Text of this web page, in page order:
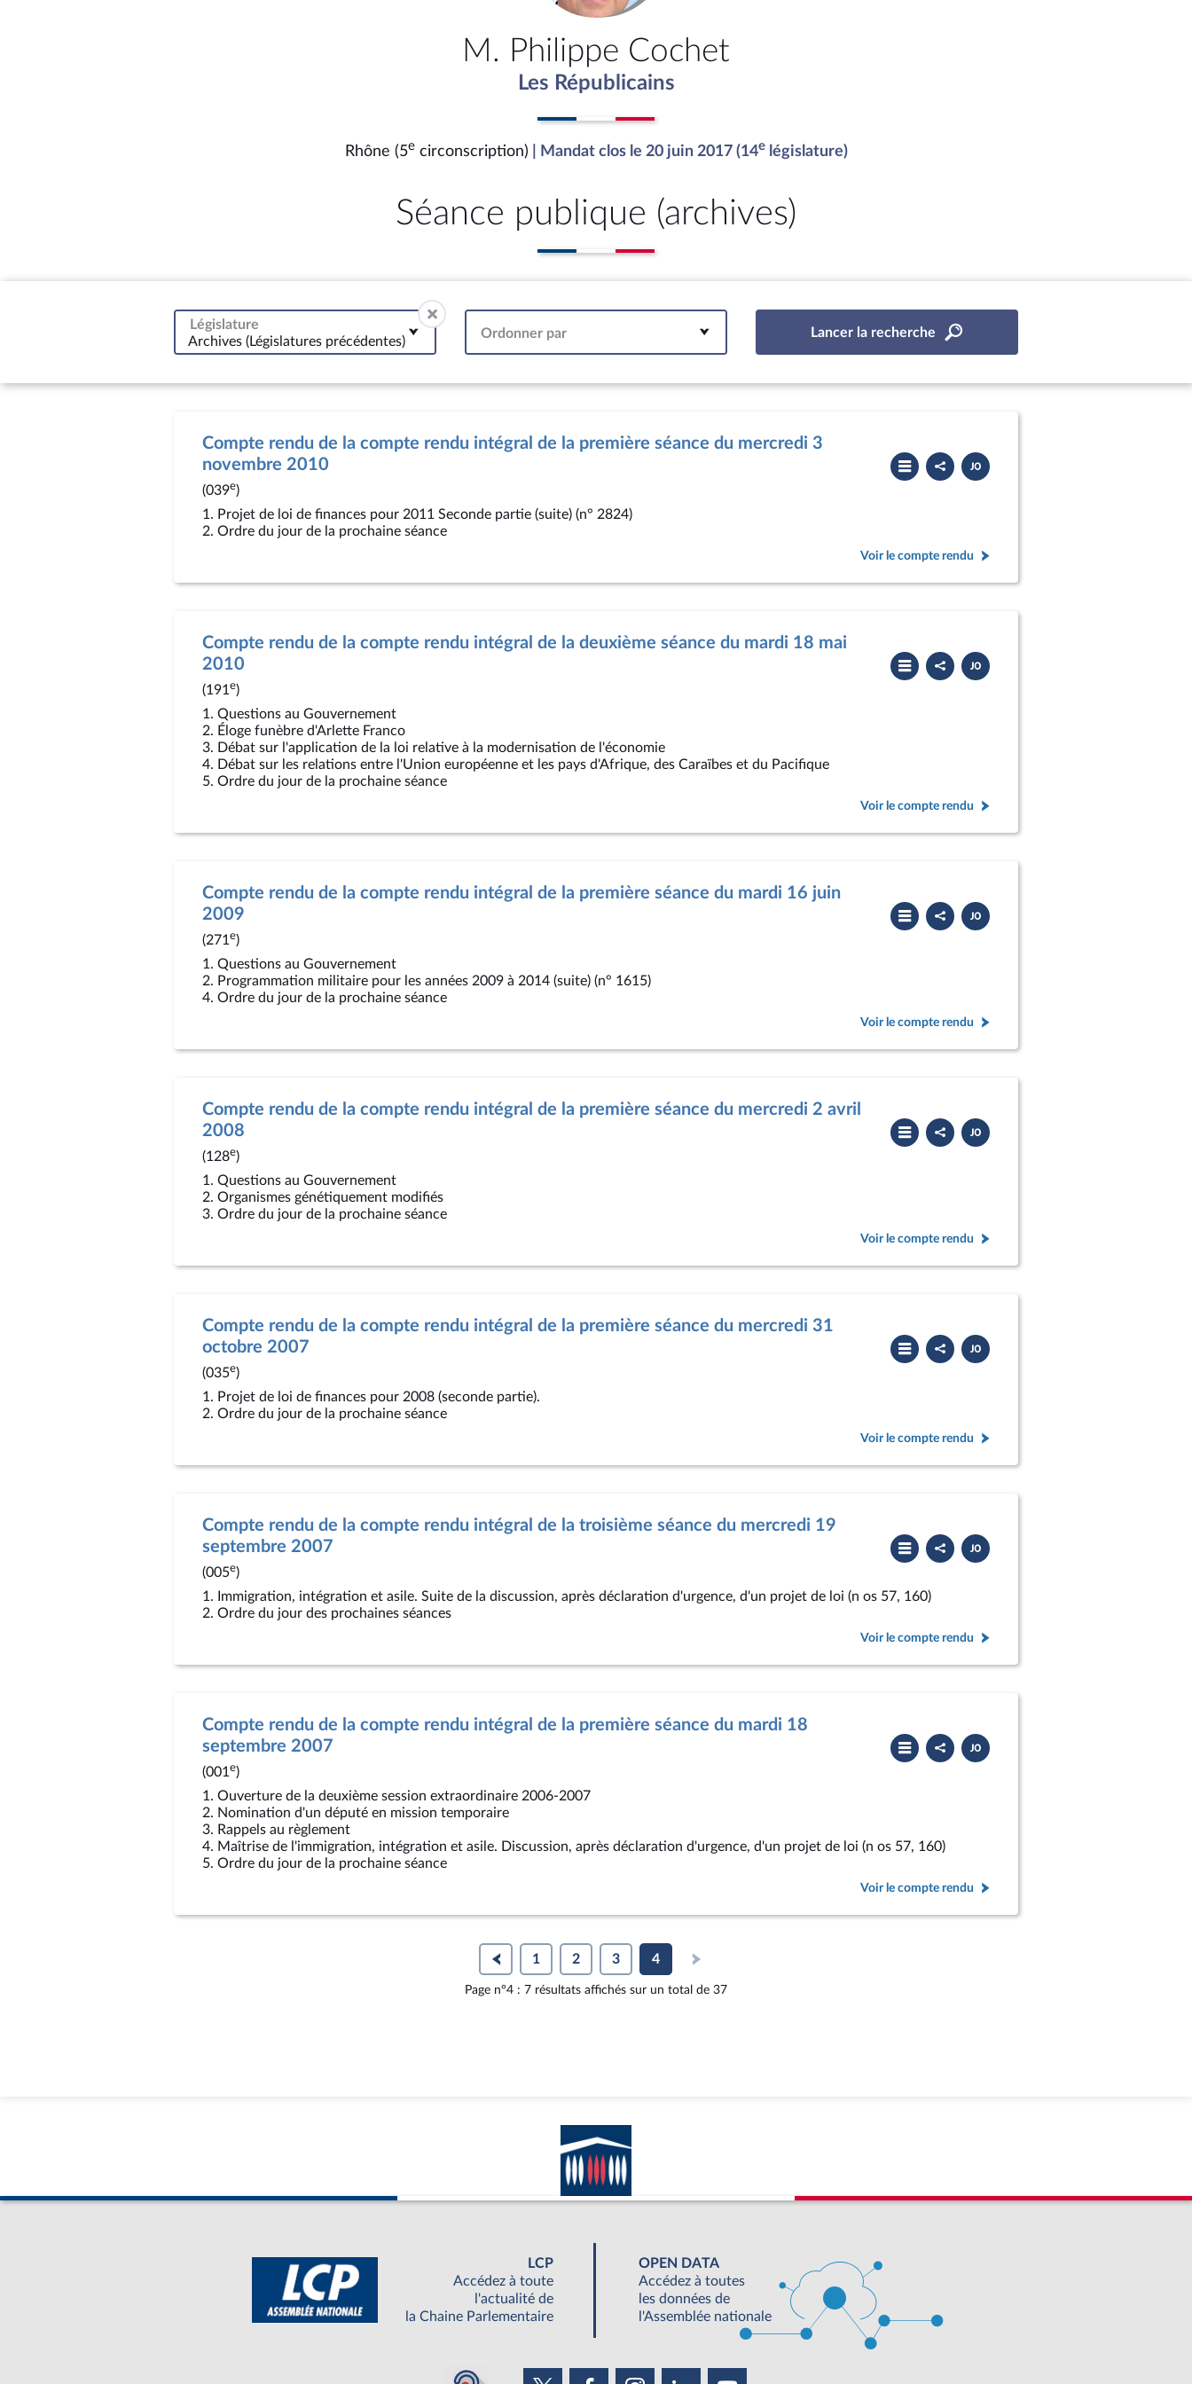
M. Philippe Cochet
Les Républicains
Rhône (5ecirconscription) | Mandat clos le 20 juin 2017 (14elégislature)
Séance publique (archives)
Législature
Archives (Législatures précédentes)
Ordonner par Lancer la recherche
Compte rendu de la compte rendu intégral de la première séance du mercredi 3
novembre 2010
(039e)
Partager
le
compte
Télécharger
le
PDF
1. Projet de loi de finances pour 2011 Seconde partie (suite) (n° 2824)
2. Ordre du jour de la prochaine séance
Voir le compte rendu
Compte rendu de la compte rendu intégral de la deuxième séance du mardi 18 mai
2010
(191 e)
Partager
le
compte
Télécharger
le
PDF
1. Questions au Gouvernement
2. Éloge funèbre d'Arlette Franco
3. Débat sur l'application de la loi relative à la modernisation de l'économie
4. Débat sur les relations entre l'Union européenne et les pays d'Afrique, des Caraïbes et du Pacifique
5. Ordre du jour de la prochaine séance
Voir le compte rendu
Compte rendu de la compte rendu intégral de la première séance du mardi 16 juin
2009
(271 e)
Partager
le
compte
Télécharger
le
PDF
1. Questions au Gouvernement
2. Programmation militaire pour les années 2009 à 2014 (suite) (n° 1615)
4. Ordre du jour de la prochaine séance
Voir le compte rendu
Compte rendu de la compte rendu intégral de la première séance du mercredi 2 avril
2008
(128e)
Partager
le
compte
Télécharger
le
PDF
1. Questions au Gouvernement
2. Organismes génétiquement modifiés
3. Ordre du jour de la prochaine séance
Voir le compte rendu
Compte rendu de la compte rendu intégral de la première séance du mercredi 31
octobre 2007
(035e)
Partager
le
compte
Télécharger
le
PDF
1. Projet de loi de finances pour 2008 (seconde partie).
2. Ordre du jour de la prochaine séance
Voir le compte rendu
Compte rendu de la compte rendu intégral de la troisième séance du mercredi 19
septembre 2007
(005e)
Partager
le
compte
Télécharger
le
PDF
1. Immigration, intégration et asile. Suite de la discussion, après déclaration d'urgence, d'un projet de loi (n os 57, 160)
2. Ordre du jour des prochaines séances
Voir le compte rendu
Compte rendu de la compte rendu intégral de la première séance du mardi 18
septembre 2007
(001 e)
Partager
le
compte
Télécharger
le
PDF
1. Ouverture de la deuxième session extraordinaire 2006-2007
2. Nomination d'un député en mission temporaire
3. Rappels au règlement
4. Maîtrise de l'immigration, intégration et asile. Discussion, après déclaration d'urgence, d'un projet de loi (n os 57, 160)
5. Ordre du jour de la prochaine séance
Voir le compte rendu
1 2 3 4
Page n°4 : 7 résultats affichés sur un total de 37
LCP
Accédez à toute
l'actualité de
la Chaine Parlementaire
OPEN DATA
Accédez à toutes
les données de
l'Assemblée nationale